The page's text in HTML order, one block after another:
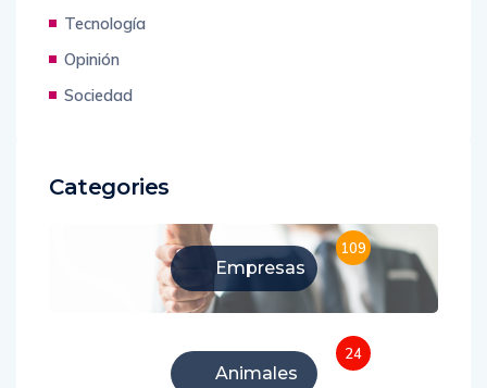
Tecnología
Opinión
Sociedad
Categories
Empresas
109
Animales
24